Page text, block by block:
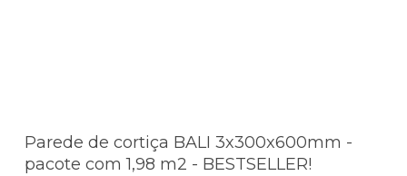
Parede de cortiça BALI 3x300x600mm -
pacote com 1,98 m2 - BESTSELLER!